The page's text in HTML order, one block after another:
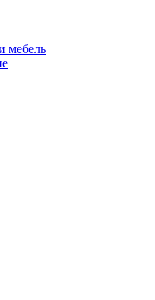
мебель